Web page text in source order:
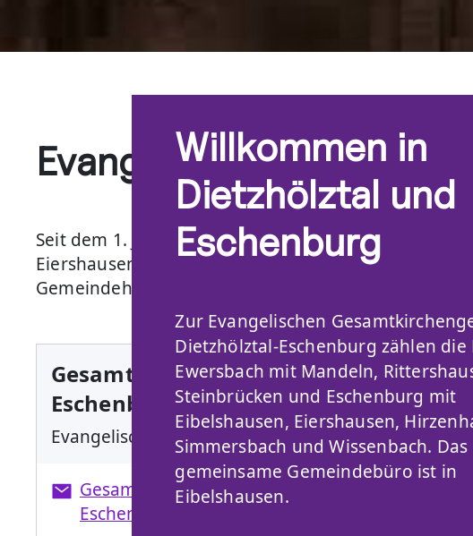
Willkommen in
Dietzhölztal und
Eschenburg
Zur Evangelischen
Dietzhölztal-Eschenburg zählen die
Ewersbach mit Mandeln,
Steinbrücken und Eschenburg mit
Eibelshausen, Eiershausen,
Simmersbach und Wissenbach. Das
gemeinsame Gemeindebüro ist in
Eibelshausen.
Evangelisch in
Seit dem 1. Januar 2026 gibt es die
Eiershausen, Hirzenhain, Simmersbach und
Gemeindehaus in Eibelshausen.
Gesamtkirchengemeinde Dietzhölztal-
Eschenburg
Evangelisches Gemeindebüro
Gesamtkirchengemeinde.Dietzhoelztal-
Eschenburg@ekhn.de